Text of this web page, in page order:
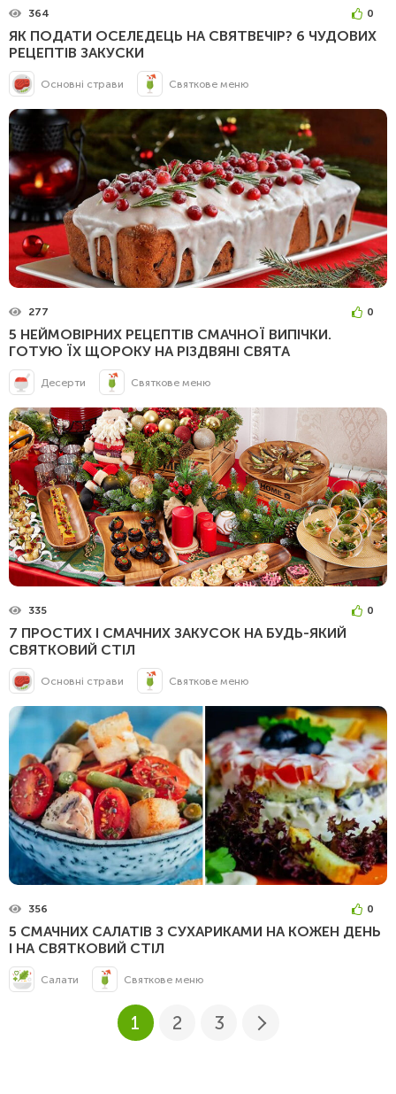
364 0
ЯК ПОДАТИ ОСЕЛЕДЕЦЬ НА СВЯТВЕЧІР? 6 ЧУДОВИХ
РЕЦЕПТІВ ЗАКУСКИ
Основні страви Святкове меню
277 0
5 НЕЙМОВІРНИХ РЕЦЕПТІВ СМАЧНОЇ ВИПІЧКИ.
ГОТУЮ ЇХ ЩОРОКУ НА РІЗДВЯНІ СВЯТА
Десерти Святкове меню
335 0
7 ПРОСТИХ І СМАЧНИХ ЗАКУСОК НА БУДЬ-ЯКИЙ
СВЯТКОВИЙ СТІЛ
Основні страви Святкове меню
356 0
5 СМАЧНИХ САЛАТІВ З СУХАРИКАМИ НА КОЖЕН ДЕНЬ
І НА СВЯТКОВИЙ СТІЛ
Салати Святкове меню
1 2 3